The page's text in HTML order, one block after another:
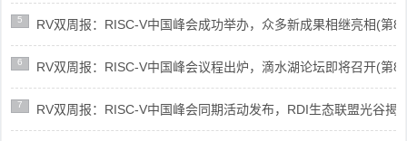
5 RV双周报：RISC-V中国峰会成功举办，众多新成果相继亮相(第
6 RV双周报：RISC-V中国峰会议程出炉，滴水湖论坛即将召开(第
7 RV双周报：RISC-V中国峰会同期活动发布，RDI生态联盟光谷揭